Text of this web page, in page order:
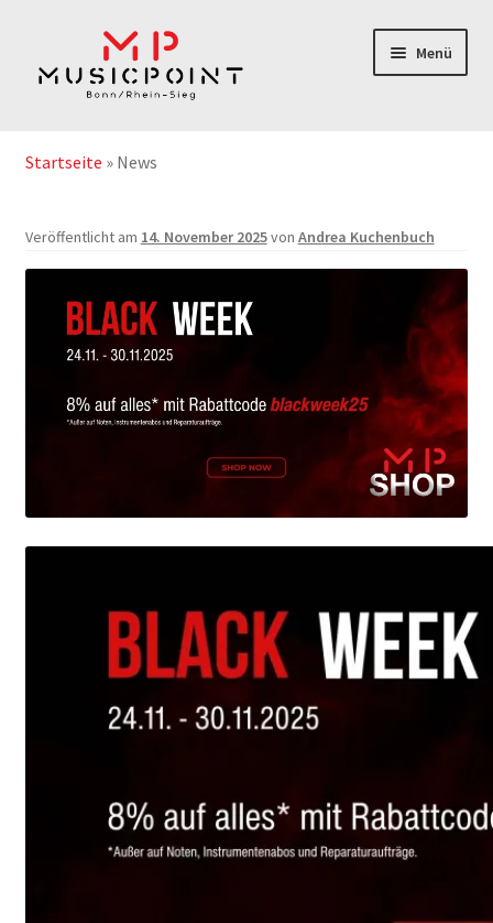
Navigation
springen
Inhalt
springen
Menü
Instrumente-& Zubehör
Notenshop
Outlet & Second Hand
Geschenkgutschein
Startseite » News
Veröffentlicht am 14. November 2025von Andrea Kuchenbuch